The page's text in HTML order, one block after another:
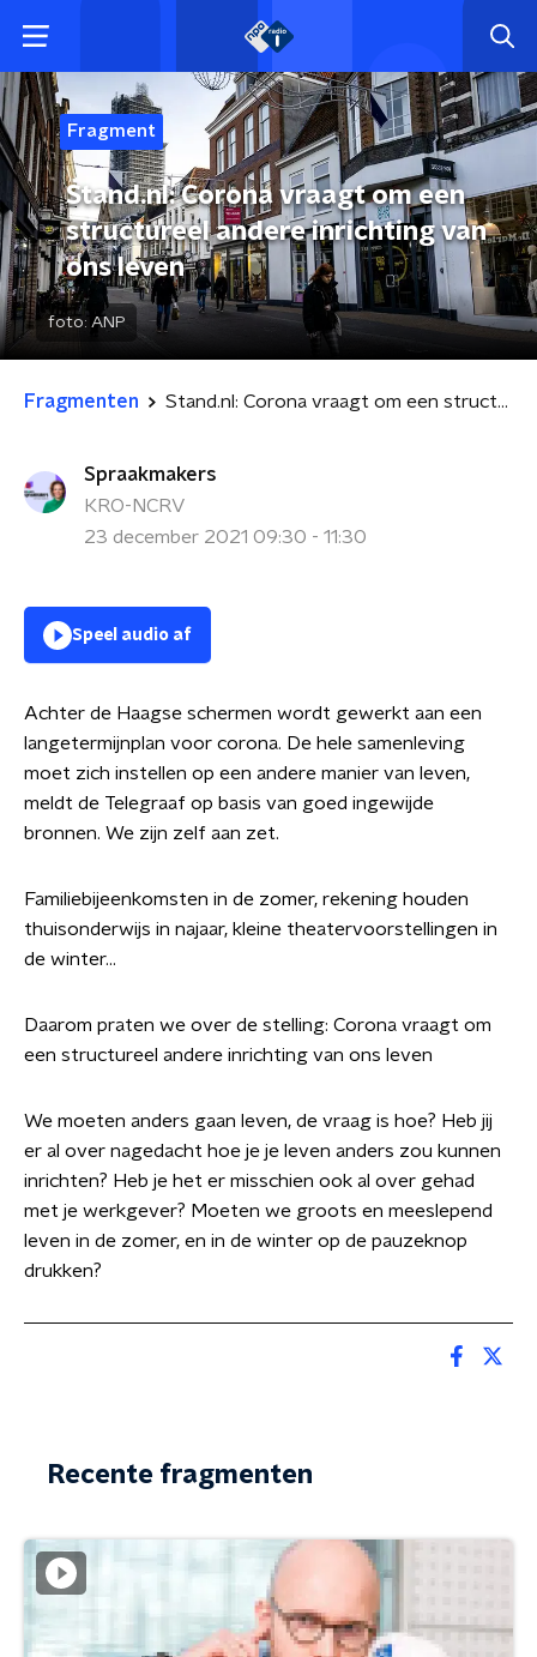
Fragment
Stand.nl: Corona vraagt om een
structureel andere inrichting van
ons leven
foto: ANP
Fragmenten Stand.nl: Corona vraagt om een structureel andere inrichting van ons leven
Spraakmakers
KRO-NCRV
23 december 2021 09:30 - 11:30
Speel audio af
Achter de Haagse schermen wordt gewerkt aan een
langetermijnplan voor corona. De hele samenleving
moet zich instellen op een andere manier van leven,
meldt de Telegraaf op basis van goed ingewijde
bronnen. We zijn zelf aan zet.
Familiebijeenkomsten in de zomer, rekening houden
thuisonderwijs in najaar, kleine theatervoorstellingen in
de winter...
Daarom praten we over de stelling: Corona vraagt om
een structureel andere inrichting van ons leven
We moeten anders gaan leven, de vraag is hoe? Heb jij
er al over nagedacht hoe je je leven anders zou kunnen
inrichten? Heb je het er misschien ook al over gehad
met je werkgever? Moeten we groots en meeslepend
leven in de zomer, en in de winter op de pauzeknop
drukken?
Recente fragmenten